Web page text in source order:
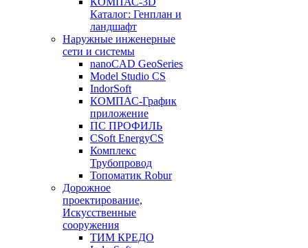
Каталог: Генплан и
ландшафт
Наружные инженерные
сети и системы
nanoCAD GeoSeries
Model Studio CS
IndorSoft
КОМПАС-График
приложение
ПС ПРОФИЛЬ
CSoft EnergyCS
Комплекс
Трубопровод
Топоматик Robur
Дорожное
проектирование,
Искусственные
сооружения
ТИМ КРЕДО